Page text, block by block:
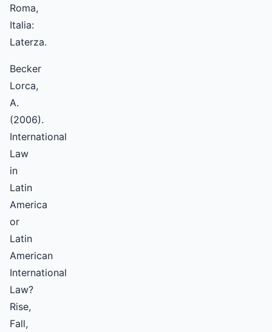
Roma,
Italia:
Laterza.
Becker
Lorca,
A.
(2006).
International
Law
in
Latin
America
or
Latin
American
International
Law?
Rise,
Fall,